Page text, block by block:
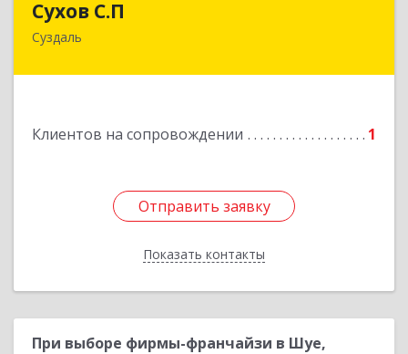
Сухов С.П
Суздаль
Клиентов на сопровождении 1
Отправить заявку
Показать контакты
Отправить заявку
Назад
При выборе фирмы-франчайзи в Шуе,